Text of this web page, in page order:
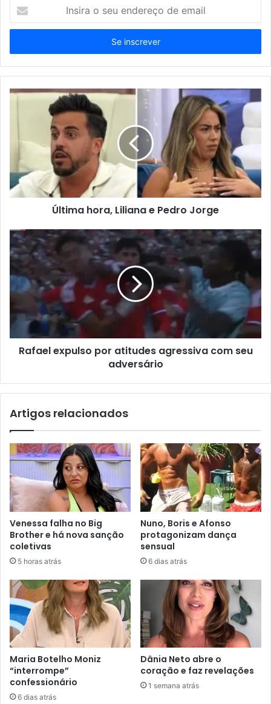
seu
de
email
Última hora, Liliana e Pedro Jorge
Rafael expulso por atitudes agressiva com seu
adversário
Artigos relacionados
Venessa falha no Big
Brother e há nova sanção
coletivas
5 horas atrás
Nuno, Boris e Afonso
protagonizam dança
sensual
6 dias atrás
Maria Botelho Moniz
“interrompe”
confessionário
6 dias atrás
Dânia Neto abre o
coração e faz revelações
1 semana atrás